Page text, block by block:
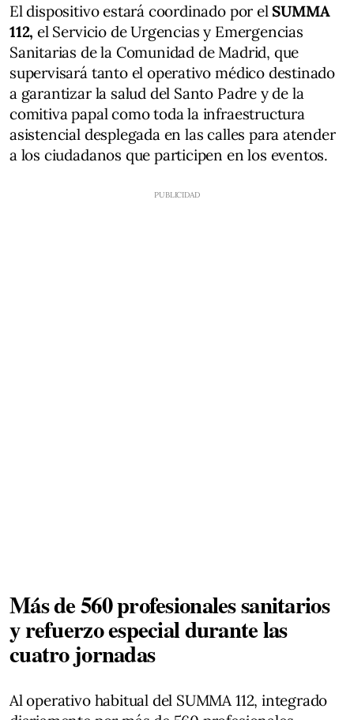
El dispositivo estará coordinado por elSUMMA
112, el Servicio de Urgencias y Emergencias
Sanitarias de la Comunidad de Madrid, que
supervisará tanto el operativo médico destinado
a garantizar la salud del Santo Padre y de la
comitiva papal como toda la infraestructura
asistencial desplegada en las calles para atender
a los ciudadanos que participen en los eventos.
Más de 560 profesionales sanitarios
y refuerzo especial durante las
cuatro jornadas
Al operativo habitual del SUMMA 112, integrado